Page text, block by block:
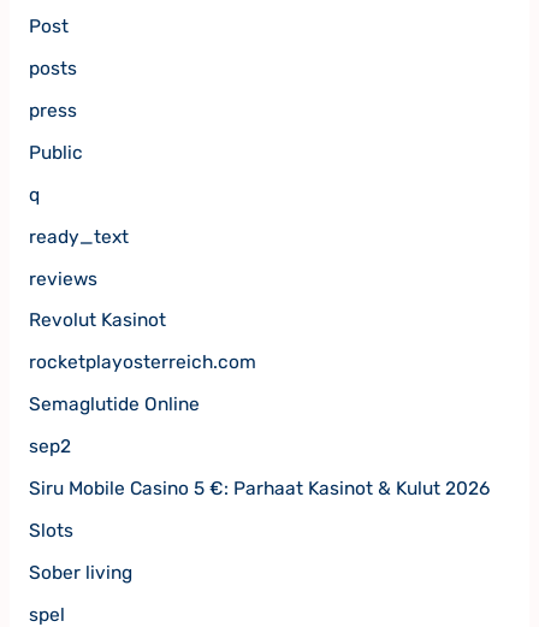
Post
posts
press
Public
q
ready_text
reviews
Revolut Kasinot
rocketplayosterreich.com
Semaglutide Online
sep2
Siru Mobile Casino 5 €: Parhaat Kasinot & Kulut 2026
Slots
Sober living
spel